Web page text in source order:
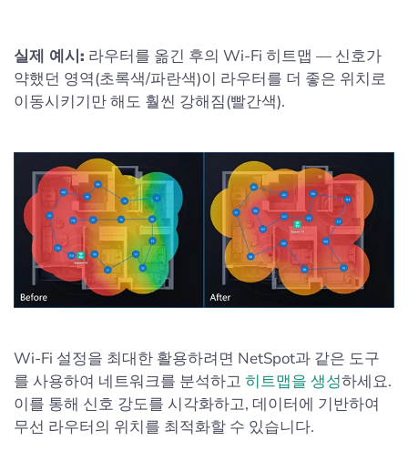
실제 예시: 라우터를 옮긴 후의 Wi-Fi 히트맵 — 신호가
약했던 영역(초록색/파란색)이 라우터를 더 좋은 위치로
이동시키기만 해도 훨씬 강해짐(빨간색).
Wi-Fi 설정을 최대한 활용하려면 NetSpot과 같은 도구
를 사용하여 네트워크를 분석하고 히트맵을 생성하세요.
이를 통해 신호 강도를 시각화하고, 데이터에 기반하여
무선 라우터의 위치를 최적화할 수 있습니다.